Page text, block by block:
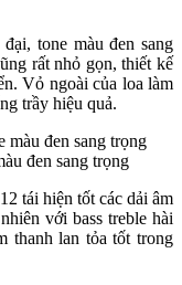
tone màu đen sang
rất nhỏ gọn, thiết kế
Vỏ ngoài của loa làm
trầy hiệu quả.
đen sang trọng
tái hiện tốt các dải âm
với bass treble hài
thanh lan tỏa tốt trong